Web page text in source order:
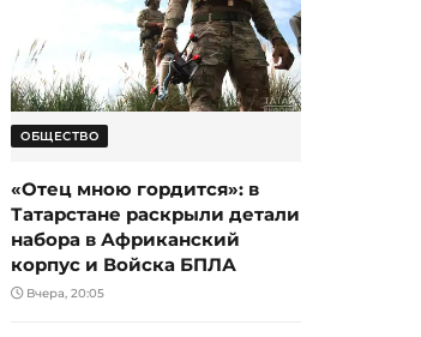
ОБЩЕСТВО
«Отец мною гордится»: в
Татарстане раскрыли детали
набора в Африканский
корпус и Войска БПЛА
Вчера, 20:05